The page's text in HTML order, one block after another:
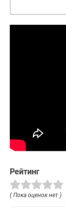
Рейтинг
( Пока оценок нет )